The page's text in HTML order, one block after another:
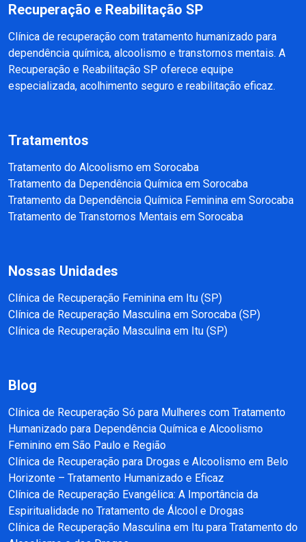
Recuperação e Reabilitação SP
Clínica de recuperação com tratamento humanizado para
dependência química, alcoolismo e transtornos mentais. A
Recuperação e Reabilitação SP oferece equipe
especializada, acolhimento seguro e reabilitação eficaz.
Tratamentos
Tratamento do Alcoolismo em Sorocaba
Tratamento da Dependência Química em Sorocaba
Tratamento da Dependência Química Feminina em Sorocaba
Tratamento de Transtornos Mentais em Sorocaba
Nossas Unidades
Clínica de Recuperação Feminina em Itu (SP)
Clínica de Recuperação Masculina em Sorocaba (SP)
Clínica de Recuperação Masculina em Itu (SP)
Blog
Clínica de Recuperação Só para Mulheres com Tratamento
Humanizado para Dependência Química e Alcoolismo
Feminino em São Paulo e Região
Clínica de Recuperação para Drogas e Alcoolismo em Belo
Horizonte – Tratamento Humanizado e Eficaz
Clínica de Recuperação Evangélica: A Importância da
Espiritualidade no Tratamento de Álcool e Drogas
Clínica de Recuperação Masculina em Itu para Tratamento do